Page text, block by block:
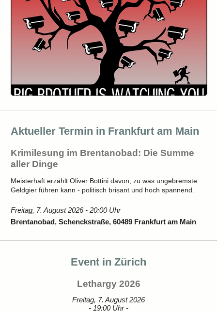
Aktueller Termin in Frankfurt am Main
Krimilesung im Brentanobad: Die Summe
aller Dinge
Meisterhaft erzählt Oliver Bottini davon, zu was ungebremste
Geldgier führen kann - politisch brisant und hoch spannend.
Freitag, 7. August 2026 - 20:00 Uhr
Brentanobad, Schenckstraße, 60489 Frankfurt am Main
Event in Zürich
Lethargy 2026
Freitag, 7. August 2026
- 19:00 Uhr -